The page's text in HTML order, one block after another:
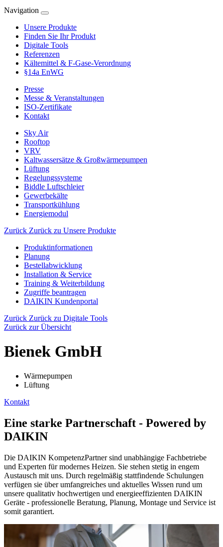
Navigation
Unsere Produkte
Finden Sie Ihr Produkt
Digitale Tools
Referenzen
Kältemittel & F-Gase-Verordnung
§14a EnWG
Presse
Messe & Veranstaltungen
ISO-Zertifikate
Kontakt
Sky Air
Rooftop
VRV
Kaltwassersätze & Großwärmepumpen
Lüftung
Regelungssysteme
Biddle Luftschleier
Gewerbekälte
Transportkühlung
Energiemodul
Zurück Zurück zu Unsere Produkte
Produktinformationen
Planung
Bestellabwicklung
Installation & Service
Training & Weiterbildung
Zugriffe beantragen
DAIKIN Kundenportal
Zurück Zurück zu Digitale Tools
Zurück zur Übersicht
Bienek GmbH
Wärmepumpen
Lüftung
Kontakt
Eine starke Partnerschaft - Powered by
DAIKIN
Die DAIKIN KompetenzPartner sind unabhängige Fachbetriebe
und Experten für modernes Heizen. Sie stehen stetig in engem
Austausch mit uns. Durch regelmäßig stattfindende Schulungen
verfügen sie über umfangreiches und aktuelles Wissen rund um
unsere qualitativ hochwertigen und energieeffizienten DAIKIN
Geräte - professionelle Beratung, Planung, Montage und Service ist
somit garantiert.